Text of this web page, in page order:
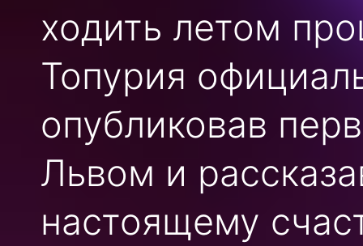
ходить летом
Топурия
опубликовав
Львом и
настоящему